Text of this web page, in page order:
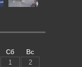
Сб
Вс
1
2